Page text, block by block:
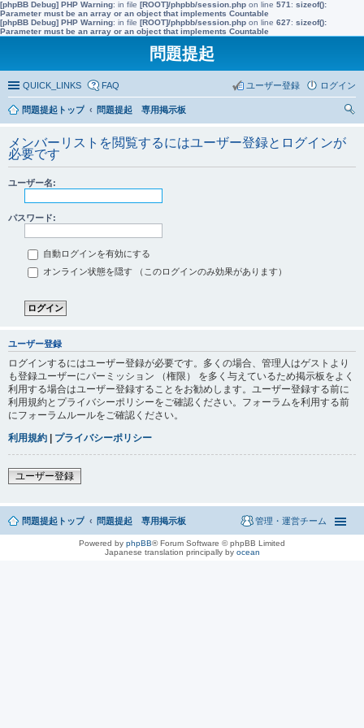
[phpBB Debug] PHP Warning: in file [ROOT]/phpbb/session.php on line 571 : sizeof():
Parameter must be an array or an object that implements Countable
[phpBB Debug] PHP Warning: in file [ROOT]/phpbb/session.php on line 627: sizeof():
Parameter must be an array or an object that implements Countable
問題提起
QUICK_LINKS FAQ ログイン
ユーザー登録
問題提起トップ
問題提起 専用掲示板
メンバーリストを閲覧するにはユーザー登録とログインが
必要です
ユーザー名:
パスワード:
自動ログインを有効にする
オンライン状態を隠す （このログインのみ効果があります）
ユーザー登録
ログインするにはユーザー登録が必要です。多くの場合、管理人はゲストより
も登録ユーザーにパーミッション （権限） を多く与えているため掲示板をよく
利用する場合はユーザー登録することをお勧めします。ユーザー登録する前に
利用規約とプライバシーポリシーをご確認ください。フォーラムを利用する前
にフォーラムルールをご確認ください。
利用規約 | プライバシーポリシー
ユーザー登録
問題提起トップ 問題提起 専用掲示板 管理・運営チーム
Powered by phpBB® Forum Software © phpBB Limited
Japanese translation principally by ocean